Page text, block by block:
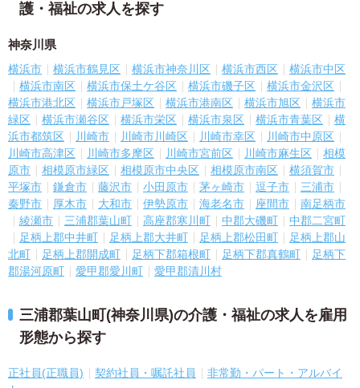
護・福祉の求人を探す
神奈川県
横浜市 横浜市鶴見区 横浜市神奈川区 横浜市西区
横浜市中区
横浜市南区
横浜市保土ケ谷区 横浜市磯子区
横浜市金沢区
横浜市港北区
横浜市戸塚区 横浜市港南区 横浜市旭区
横浜市
緑区
横浜市瀬谷区 横浜市栄区 横浜市泉区 横浜市青葉区
横
浜市都筑区
川崎市 川崎市川崎区 川崎市幸区
川崎市中原区
川崎市高津区
川崎市多摩区 川崎市宮前区 川崎市麻生区
相模
原市
相模原市緑区 相模原市中央区 相模原市南区
横須賀市
平塚市
鎌倉市 藤沢市 小田原市 茅ヶ崎市 逗子市
三浦市
秦野市
厚木市 大和市 伊勢原市 海老名市 座間市
南足柄市
綾瀬市
三浦郡葉山町 高座郡寒川町 中郡大磯町
中郡二宮町
足柄上郡中井町
足柄上郡大井町 足柄上郡松田町
足柄上郡山
北町
足柄上郡開成町 足柄下郡箱根町 足柄下郡真鶴町
足柄下
郡湯河原町
愛甲郡愛川町 愛甲郡清川村
三浦郡葉山町(神奈川県)の介護・福祉の求人を雇用
形態から探す
正社員(正職員) 契約社員・嘱託社員
非常勤・パート・アルバイ